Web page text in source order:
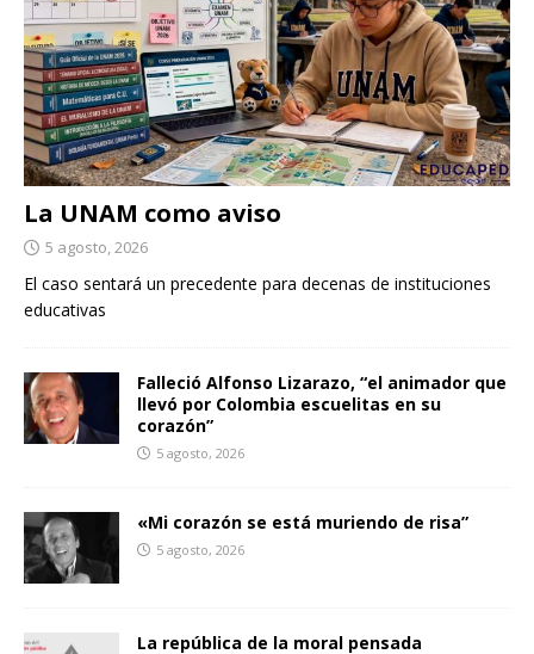
La UNAM como aviso
5 agosto, 2026
El caso sentará un precedente para decenas de instituciones
educativas
Falleció Alfonso Lizarazo, “el animador que
llevó por Colombia escuelitas en su
corazón”
5 agosto, 2026
«Mi corazón se está muriendo de risa”
5 agosto, 2026
La república de la moral pensada